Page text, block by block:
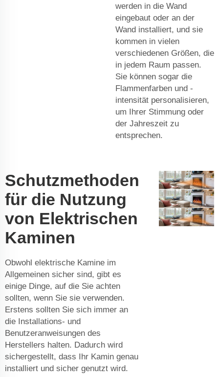
werden in die Wand
eingebaut oder an der
Wand installiert, und sie
kommen in vielen
verschiedenen Größen, die
in jedem Raum passen.
Sie können sogar die
Flammenfarben und -
intensität personalisieren,
um Ihrer Stimmung oder
der Jahreszeit zu
entsprechen.
Schutzmethoden
für die Nutzung
von Elektrischen
Kaminen
Obwohl elektrische Kamine im
Allgemeinen sicher sind, gibt es
einige Dinge, auf die Sie achten
sollten, wenn Sie sie verwenden.
Erstens sollten Sie sich immer an
die Installations- und
Benutzeranweisungen des
Herstellers halten. Dadurch wird
sichergestellt, dass Ihr Kamin genau
installiert und sicher genutzt wird.